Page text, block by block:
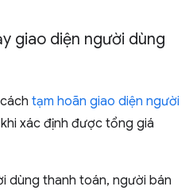
giao diện người dùng
tạm hoãn giao diện người
xác định được tổng giá
dùng thanh toán, người bán